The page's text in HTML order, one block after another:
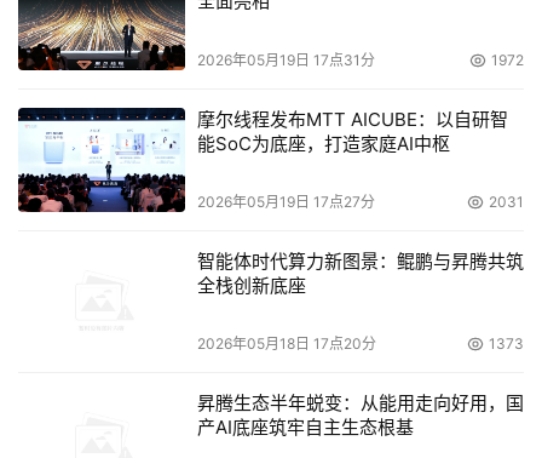
2026年05月19日 17点31分 1972
摩尔线程发布MTT AICUBE：以自研智
能SoC为底座，打造家庭AI中枢
2026年05月19日 17点27分 2031
智能体时代算力新图景：鲲鹏与昇腾共筑
全栈创新底座
2026年05月18日 17点20分 1373
昇腾生态半年蜕变：从能用走向好用，国
产AI底座筑牢自主生态根基